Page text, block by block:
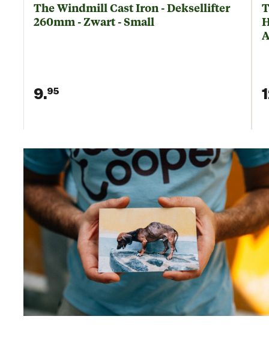
The Windmill Cast Iron - Deksellifter
260mm - Zwart - Small
9.95